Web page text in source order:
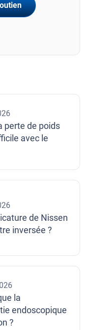
perte de poids
avec le
de Nissen
inversée ?
la
endoscopique
?